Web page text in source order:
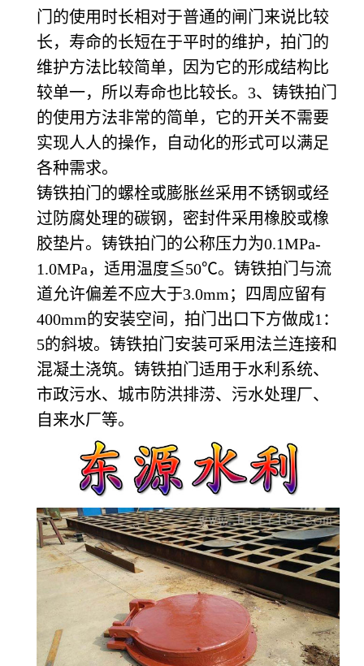
门的使用时长相对于普通的闸门来说比较
长，寿命的长短在于平时的维护，拍门的
维护方法比较简单，因为它的形成结构比
较单一，所以寿命也比较长。3、铸铁拍门
的使用方法非常的简单，它的开关不需要
实现人人的操作，自动化的形式可以满足
各种需求。
铸铁拍门的螺栓或膨胀丝采用不锈钢或经
过防腐处理的碳钢，密封件采用橡胶或橡
胶垫片。铸铁拍门的公称压力为0.1MPa-
1.0MPa，适用温度≦50℃。铸铁拍门与流
道允许偏差不应大于3.0mm；四周应留有
400mm的安装空间，拍门出口下方做成1：
5的斜坡。铸铁拍门安装可采用法兰连接和
混凝土浇筑。铸铁拍门适用于水利系统、
市政污水、城市防洪排涝、污水处理厂、
自来水厂等。